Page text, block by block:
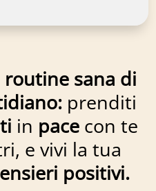
routine sana di
prenditi
in pacecon te
e vivi la tua
positivi.